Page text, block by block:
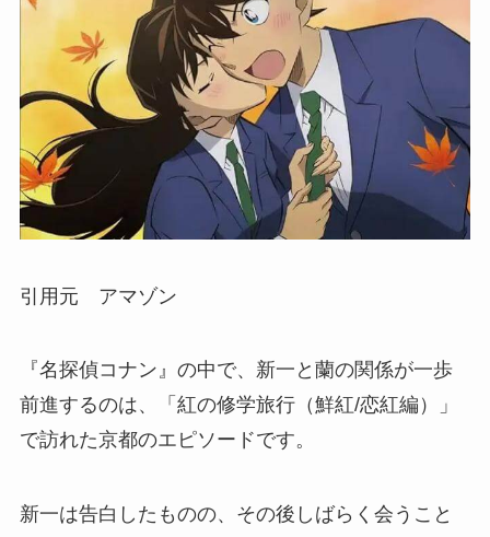
引用元 アマゾン
『名探偵コナン』の中で、新一と蘭の関係が一歩
前進するのは、「紅の修学旅行（鮮紅/恋紅編）」
で訪れた京都のエピソードです。
新一は告白したものの、その後しばらく会うこと